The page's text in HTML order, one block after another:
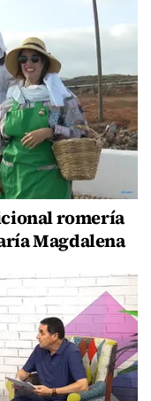
romería
Magdalena